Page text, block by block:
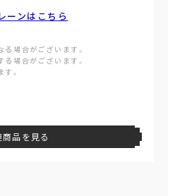
ーンはこちら
る場合がございます。
る場合がございます。
。
商品を見る